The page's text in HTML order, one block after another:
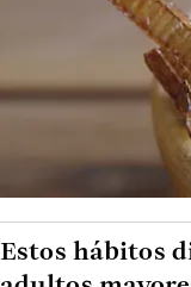
Estos hábitos